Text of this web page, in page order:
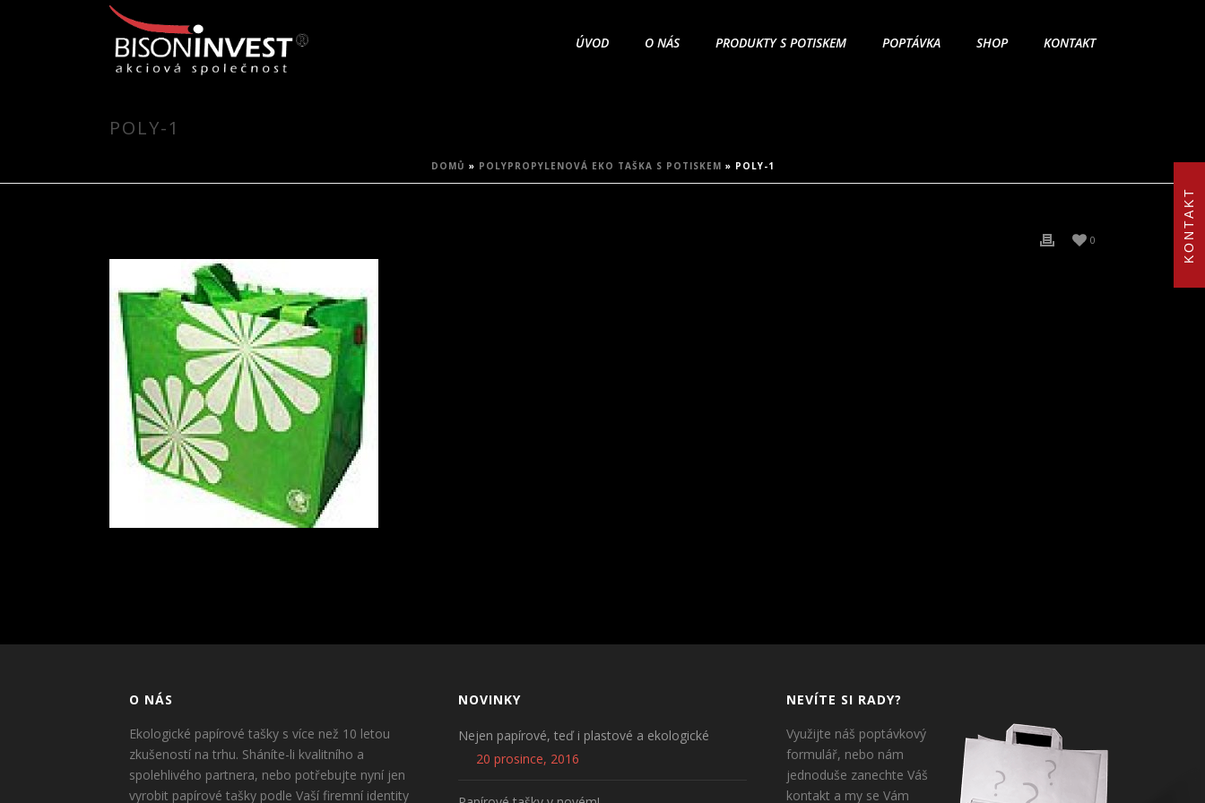
KONTAKT
ÚVOD O NÁS PRODUKTY S POTISKEM POPTÁVKA SHOP KONTAKT
POLY-1
DOMŮ » POLYPROPYLENOVÁ EKO TAŠKA S POTISKEM » POLY-1
0
O NÁS
Ekologické papírové tašky s více než 10 letou
zkušeností na trhu. Sháníte-li kvalitního a
spolehlivého partnera, nebo potřebujte nyní jen
vyrobit papírové tašky podle Vaší firemní identity
NOVINKY
Nejen papírové, teď i plastové a ekologické
20 prosince, 2016
NEVÍTE SI RADY?
Využijte náš poptávkový
formulář, nebo nám
jednoduše zanechte Váš
kontakt a my se Vám